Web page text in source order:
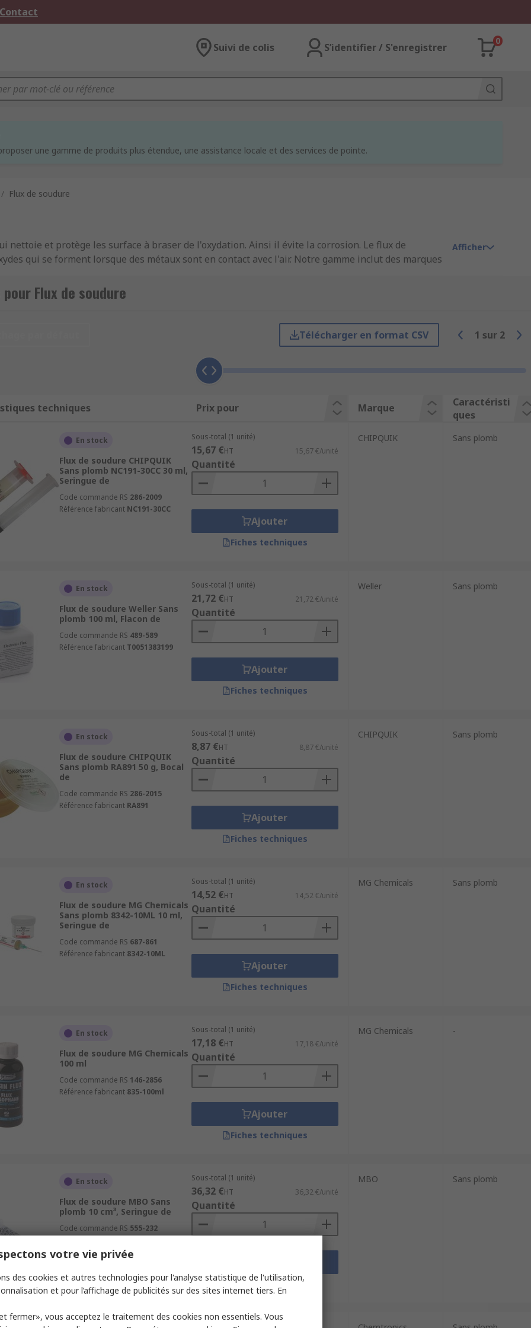
Suivi de colis S’identifier / S'enregistrer
0
une gamme de produits plus étendue, une assistance locale et des services de pointe.
/ Flux de soudure
nettoie et protège les surface à braser de l'oxydation. Ainsi il évite la corrosion. Le flux de
qui se forment lorsque des métaux sont en contact avec l'air. Notre gamme inclut des marques
brasage, permettant une connexion nette, solide et durable entre la soudure et les composants.
à souder à l'aide d'un
, étamez la pointe puis soudez la pièce. Vous verrez
et avec connexion parfaite.
l'assemblage de circuits imprimés, la plomberie et le bricolage.
Afficher
Flux de soudure
Télécharger en format CSV 1 sur 2
techniques Prix pour Marque
Caractéristi
ques
En stock
Flux de soudure CHIPQUIK
Sans plomb NC191-30CC 30 ml,
Seringue de
Code commande RS 286-2009
Référence fabricant NC191-30CC
Sous-total (1 unité)
15,67 €HT 15,67 €/unité
Quantité
Ajouter
Fiches techniques
CHIPQUIK Sans plomb
En stock
Flux de soudure Weller Sans
plomb 100 ml, Flacon de
Code commande RS 489-589
Référence fabricant T0051383199
Sous-total (1 unité)
21,72 €HT 21,72 €/unité
Quantité
Ajouter
Fiches techniques
Weller Sans plomb
En stock
Flux de soudure CHIPQUIK
Sans plomb RA891 50 g, Bocal
de
Code commande RS 286-2015
Référence fabricant RA891
Sous-total (1 unité)
8,87 €HT 8,87 €/unité
Quantité
Ajouter
Fiches techniques
CHIPQUIK Sans plomb
En stock
Flux de soudure MG Chemicals
Sans plomb 8342-10ML 10 ml,
Seringue de
Code commande RS 687-861
Référence fabricant 8342-10ML
Sous-total (1 unité)
14,52 €HT 14,52 €/unité
Quantité
Ajouter
Fiches techniques
MG Chemicals Sans plomb
En stock
Flux de soudure MG Chemicals
100 ml
Code commande RS 146-2856
Référence fabricant 835-100ml
Sous-total (1 unité)
17,18 €HT 17,18 €/unité
Quantité
Ajouter
Fiches techniques
MG Chemicals -
En stock
Flux de soudure MBO Sans
plomb 10 cm³, Seringue de
Code commande RS 555-232
GEL FLUX MOB 39 - SERINGUE DE
10CC
Sous-total (1 unité)
36,32 €HT 36,32 €/unité
Quantité
Fiches techniques
MBO Sans plomb
Sous-total (1 unité)
votre vie privée
des cookies et autres technologies pour l'analyse statistique de l'utilisation,
et pour l’affichage de publicités sur des sites internet tiers. En
fermer», vous acceptez le traitement des cookies non essentiels. Vous